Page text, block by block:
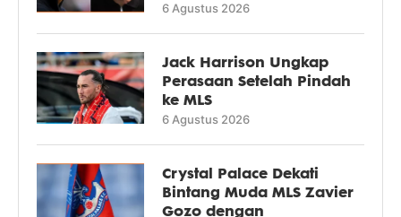
6 Agustus 2026
Jack Harrison Ungkap
Perasaan Setelah Pindah
ke MLS
6 Agustus 2026
Crystal Palace Dekati
Bintang Muda MLS Zavier
Gozo dengan